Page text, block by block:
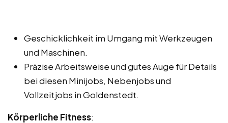
Geschicklichkeit im Umgang mit Werkzeugen
und Maschinen.
Präzise Arbeitsweise und gutes Auge für Details
bei diesen Minijobs, Nebenjobs und
Vollzeitjobs in Goldenstedt.
Körperliche Fitness: